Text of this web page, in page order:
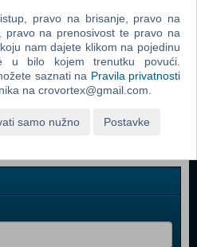
(PC)
pravo na brisanje, pravo na
pravo na prenosivost te pravo na
nam dajete klikom na pojedinu
u bilo kojem trenutku povući.
saznati na Pravila privatnosti
na crovortex@gmail.com.
samo nužno Postavke